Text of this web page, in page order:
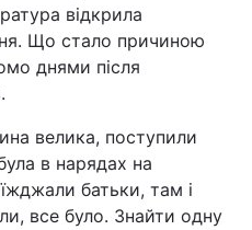
відкрила
Що стало причиною
днями після
велика, поступили
в нарядах на
батьки, там і
все було. Знайти одну